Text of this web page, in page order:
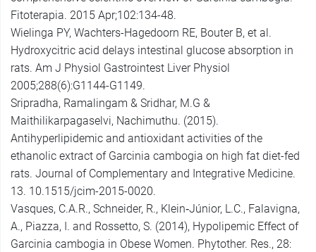
Fitoterapia. 2015 Apr;102:134-48.
Wielinga PY, Wachters-Hagedoorn RE, Bouter B, et al.
Hydroxycitric acid delays intestinal glucose absorption in
rats. Am J Physiol Gastrointest Liver Physiol
2005;288(6):G1144-G1149.
Sripradha, Ramalingam & Sridhar, M.G &
Maithilikarpagaselvi, Nachimuthu. (2015).
Antihyperlipidemic and antioxidant activities of the
ethanolic extract of Garcinia cambogia on high fat diet-fed
rats. Journal of Complementary and Integrative Medicine.
13. 10.1515/jcim-2015-0020.
Vasques, C.A.R., Schneider, R., Klein‐Júnior, L.C., Falavigna,
A., Piazza, I. and Rossetto, S. (2014), Hypolipemic Effect of
Garcinia cambogia in Obese Women. Phytother. Res., 28: